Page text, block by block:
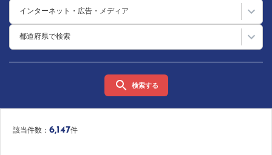
インターネット・広告・メディア
都道府県で検索
検索する
該当件数： 6,147件